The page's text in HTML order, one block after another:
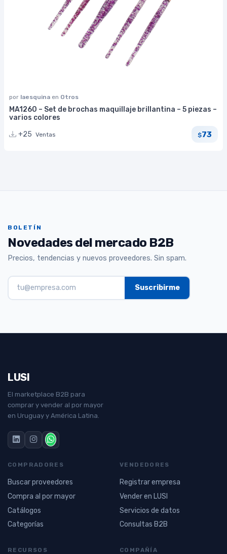
por laesquina en Otros
MA1260 – Set de brochas maquillaje brillantina – 5 piezas –
varios colores
+25 Ventas $73
BOLETÍN
Novedades del mercado B2B
Precios, tendencias y nuevos proveedores. Sin spam.
LUSI
El marketplace B2B para
comprar y vender al por mayor
en Uruguay y América Latina.
COMPRADORES
Buscar proveedores
Compra al por mayor
Catálogos
Categorías
VENDEDORES
Registrar empresa
Vender en LUSI
Servicios de datos
Consultas B2B
RECURSOS COMPAÑÍA